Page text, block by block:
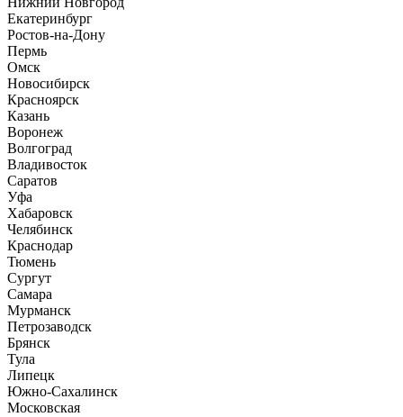
Екатеринбург
Ростов-на-Дону
Пермь
Омск
Новосибирск
Красноярск
Казань
Воронеж
Волгоград
Владивосток
Саратов
Уфа
Хабаровск
Челябинск
Краснодар
Тюмень
Сургут
Самара
Мурманск
Петрозаводск
Брянск
Тула
Липецк
Южно-Сахалинск
Московская